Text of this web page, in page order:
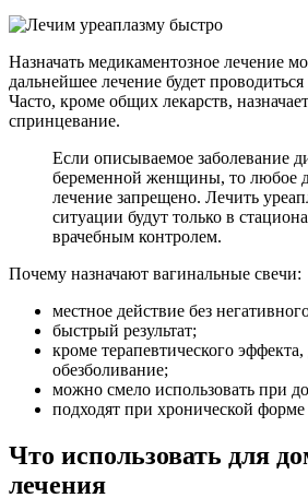
Назначать медикаментозное лечение
дальнейшее лечение будет
Часто, кроме общих лекарств,
спринцевание.
Если описываемое заболевание
беременной женщины, то любое
лечение запрещено. Лечить
ситуации будут только в
врачебным контролем.
Почему назначают вагинальные свечи:
местное действие без
быстрый результат;
кроме терапевтического
обезболивание;
можно смело использовать при
подходят при хронической форме
Что использовать для
лечения